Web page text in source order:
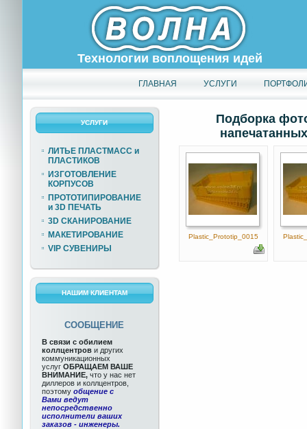
Технологии воплощения идей
ГЛАВНАЯ УСЛУГИ
УСЛУГИ
ЛИТЬЕ ПЛАСТМАСС и
ПЛАСТИКОВ
ИЗГОТОВЛЕНИЕ
КОРПУСОВ
ПРОТОТИПИРОВАНИЕ
и 3D ПЕЧАТЬ
3D СКАНИРОВАНИЕ
МАКЕТИРОВАНИЕ
VIP СУВЕНИРЫ
НАШИМ КЛИЕНТАМ
СООБЩЕНИЕ
В связи с обилием
коллцентров и других
коммуникационных
услуг ОБРАЩАЕМ ВАШЕ
ВНИМАНИЕ, что у нас нет
диллеров и коллцентров,
поэтому общение с
Вами ведут
непосредственно
исполнители ваших
заказов - инженеры.
Подборка
Plastic_Prototip_0015